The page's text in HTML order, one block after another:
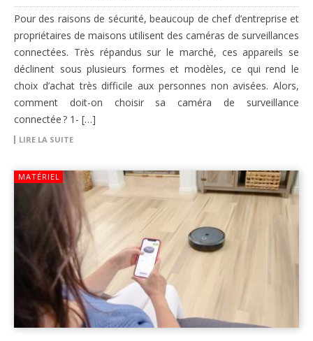
Pour des raisons de sécurité, beaucoup de chef d’entreprise et
propriétaires de maisons utilisent des caméras de surveillances
connectées. Très répandus sur le marché, ces appareils se
déclinent sous plusieurs formes et modèles, ce qui rend le
choix d’achat très difficile aux personnes non avisées. Alors,
comment doit-on choisir sa caméra de surveillance
connectée ? 1- […]
LIRE LA SUITE
MATÉRIEL